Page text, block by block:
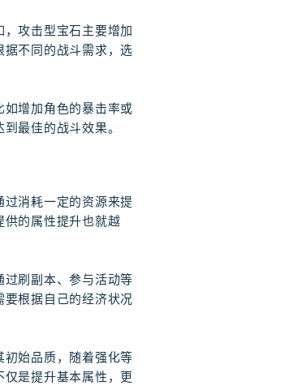
攻击型宝石主要增加
不同的战斗需求，选
增加角色的暴击率或
最佳的战斗效果。
消耗一定的资源来提
供的属性提升也就越
刷副本、参与活动等
根据自己的经济状况
始品质，随着强化等
是提升基本属性，更